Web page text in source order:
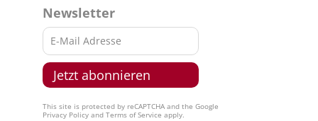
Newsletter
This site is protected by reCAPTCHA and the Google
Privacy Policy and Terms of Service apply.